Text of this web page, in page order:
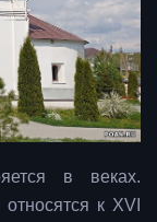
в веках.
к XVI